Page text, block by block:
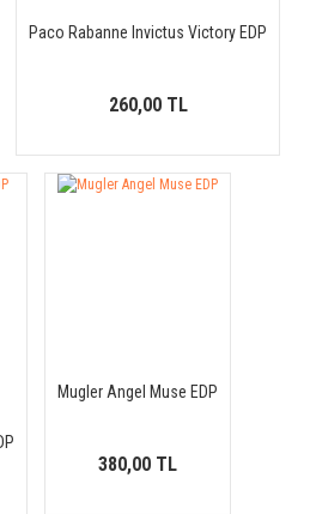
Paco Rabanne Invictus Victory EDP
260,00 TL
Mugler Angel Muse EDP
380,00 TL